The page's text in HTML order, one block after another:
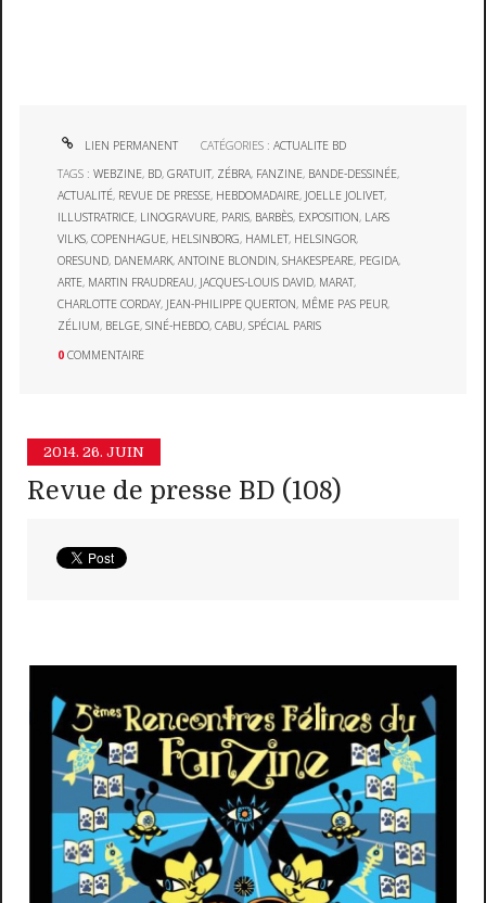
LIEN PERMANENT CATÉGORIES :ACTUALITE BD
TAGS :WEBZINE, BD,GRATUIT, ZÉBRA, FANZINE, BANDE-DESSINÉE,
ACTUALITÉ, REVUE DE PRESSE, HEBDOMADAIRE, JOELLE JOLIVET,
ILLUSTRATRICE, LINOGRAVURE, PARIS, BARBÈS, EXPOSITION, LARS
VILKS,COPENHAGUE, HELSINBORG, HAMLET, HELSINGOR,
ORESUND, DANEMARK,ANTOINE BLONDIN,SHAKESPEARE, PEGIDA,
ARTE, MARTIN FRAUDREAU, JACQUES-LOUIS DAVID, MARAT,
CHARLOTTE CORDAY, JEAN-PHILIPPE QUERTON, MÊME PAS PEUR,
ZÉLIUM, BELGE,SINÉ-HEBDO,CABU,SPÉCIAL PARIS
0 COMMENTAIRE
2014. 26. JUIN
Revue de presse BD (108)